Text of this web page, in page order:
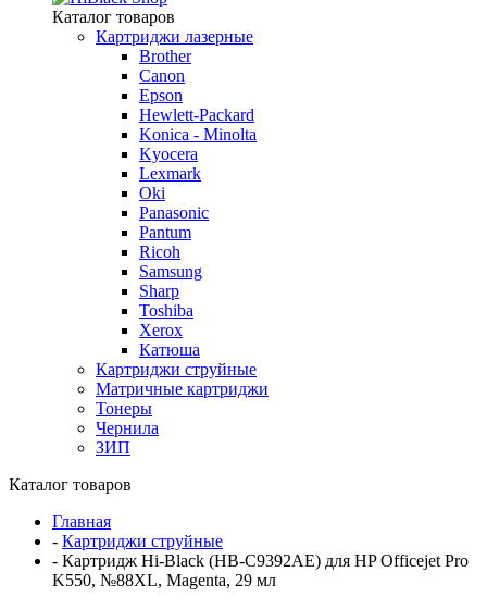
Каталог товаров
Картриджи лазерные
Brother
Canon
Epson
Hewlett-Packard
Konica - Minolta
Kyocera
Lexmark
Oki
Panasonic
Pantum
Ricoh
Samsung
Sharp
Toshiba
Xerox
Катюша
Картриджи струйные
Матричные картриджи
Тонеры
Чернила
ЗИП
Каталог товаров
Главная
- Картриджи струйные
- Картридж Hi-Black (HB-C9392AE) для HP Officejet Pro
K550, №88XL, Magenta, 29 мл